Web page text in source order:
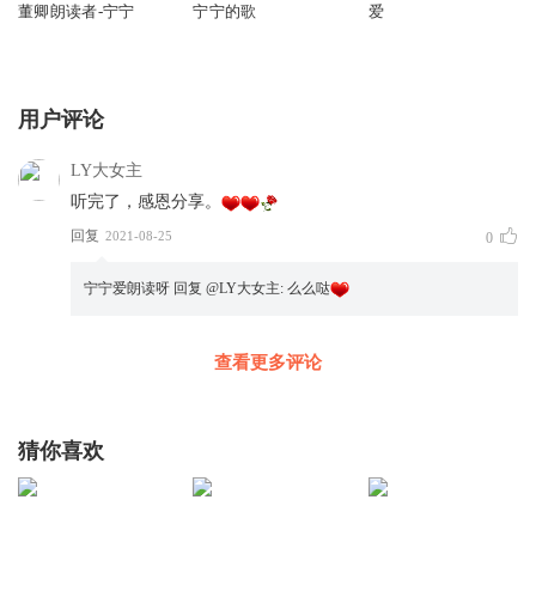
董卿朗读者-宁宁 宁宁的歌 爱
用户评论
LY大女主
听完了，感恩分享。
回复 2021-08-25 0
宁宁爱朗读呀 回复 @LY大女主: 么么哒
查看更多评论
猜你喜欢